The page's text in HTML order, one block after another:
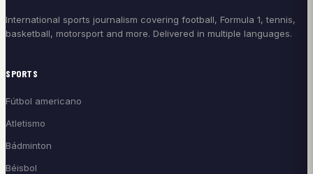
International sports journalism covering football, Formula 1, tennis,
basketball, motorsport and more. Delivered in multiple languages.
SPORTS
Fútbol americano
Atletismo
Bádminton
Béisbol